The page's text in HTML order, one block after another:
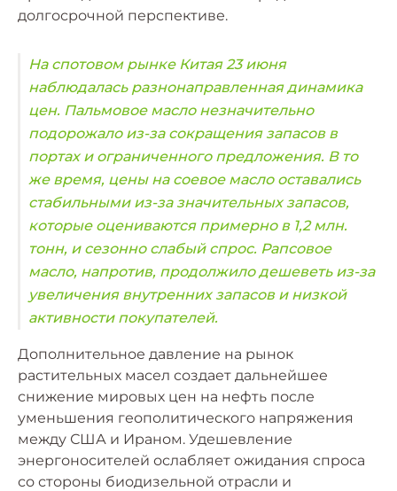
долгосрочной перспективе.
На спотовом рынке Китая 23 июня
наблюдалась разнонаправленная динамика
цен. Пальмовое масло незначительно
подорожало из-за сокращения запасов в
портах и ​​ограниченного предложения. В то
же время, цены на соевое масло оставались
стабильными из-за значительных запасов,
которые оцениваются примерно в 1,2 млн.
тонн, и сезонно слабый спрос. Рапсовое
масло, напротив, продолжило дешеветь из-за
увеличения внутренних запасов и низкой
активности покупателей.
Дополнительное давление на рынок
растительных масел создает дальнейшее
снижение мировых цен на нефть после
уменьшения геополитического напряжения
между США и Ираном. Удешевление
энергоносителей ослабляет ожидания спроса
со стороны биодизельной отрасли и